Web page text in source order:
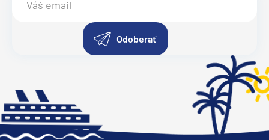
Odoberať